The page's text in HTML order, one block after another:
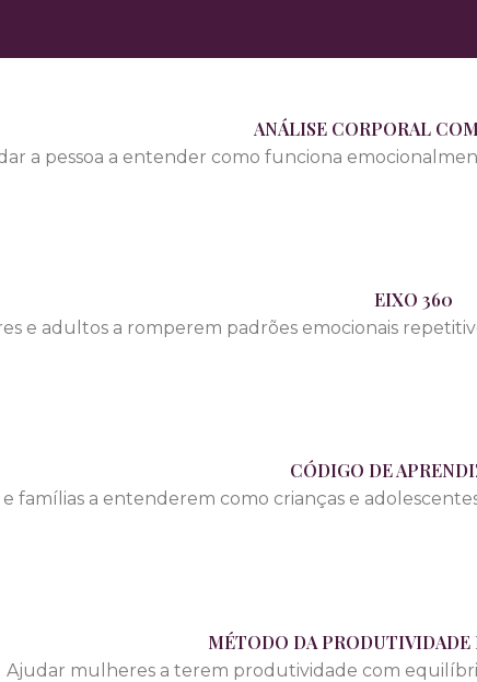
ANÁLISE CORPORAL
a pessoa a entender como funciona
EIXO 360
e adultos a romperem padrões emocionais
CÓDIGO DE
famílias a entenderem como crianças e
MÉTODO DA
Ajudar mulheres a terem produtividade com